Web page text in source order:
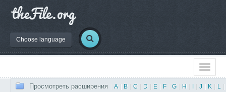
Choose language
Просмотреть расширения A B C D E F G H J K L